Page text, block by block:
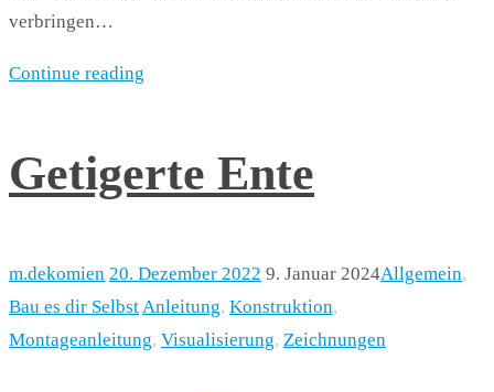
verbringen…
Continue reading
Getigerte Ente
m.dekomien 20. Dezember 2022 9. Januar 2024Allgemein,
Bau es dir SelbstAnleitung, Konstruktion,
Montageanleitung, Visualisierung, Zeichnungen